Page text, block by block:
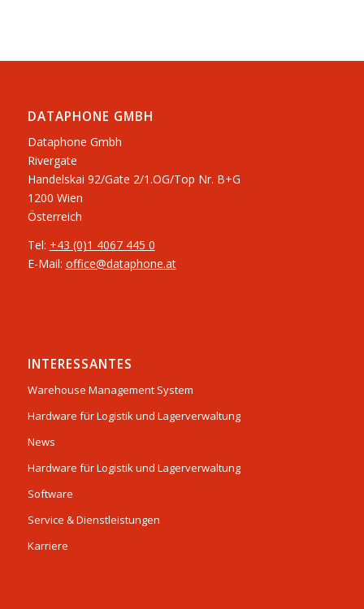
DATAPHONE GMBH
Dataphone Gmbh
Rivergate
​Handelskai 92/Gate 2/1.OG/Top Nr. B+G
1200 Wien
Österreich
Tel: +43 (0)1 4067 445 0
E-Mail: office@dataphone.at
INTERESSANTES
Warehouse Management System
Hardware für Logistik und Lagerverwaltung
News
Hardware für Logistik und Lagerverwaltung
Software
Service & Dienstleistungen
Karriere